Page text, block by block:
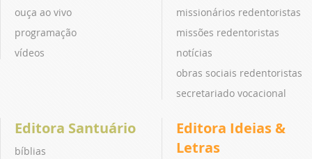
ouça ao vivo
programação
vídeos
missionários redentoristas
missões redentoristas
notícias
obras sociais redentoristas
secretariado vocacional
Editora Santuário
bíblias
Editora Ideias &
Letras